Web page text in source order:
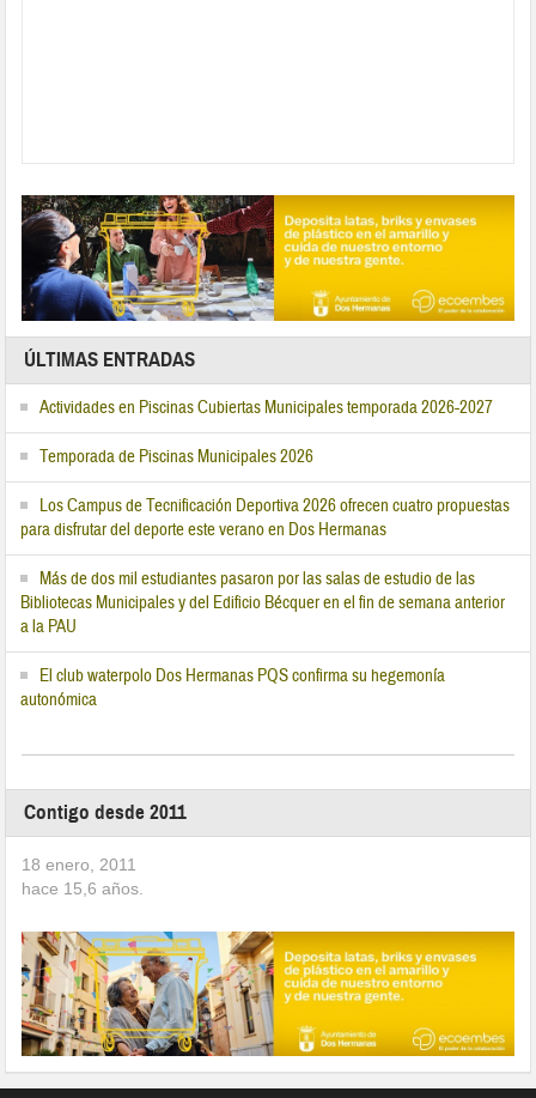
ÚLTIMAS ENTRADAS
Actividades en Piscinas Cubiertas Municipales temporada 2026-2027
Temporada de Piscinas Municipales 2026
Los Campus de Tecnificación Deportiva 2026 ofrecen cuatro propuestas
para disfrutar del deporte este verano en Dos Hermanas
Más de dos mil estudiantes pasaron por las salas de estudio de las
Bibliotecas Municipales y del Edificio Bécquer en el fin de semana anterior
a la PAU
El club waterpolo Dos Hermanas PQS confirma su hegemonía
autonómica
Contigo desde 2011
18 enero, 2011
hace 15,6 años.